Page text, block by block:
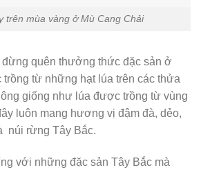
trên mùa vàng ở Mù Cang Chải
quên thưởng thức đặc sản ở
từ những hạt lúa trên các thửa
giống như lúa được trồng từ vùng
luôn mang hương vị đậm đà, dẻo,
núi rừng Tây Bắc.
với những đặc sản Tây Bắc mà